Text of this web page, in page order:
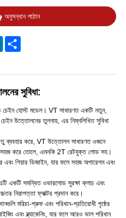
অনুসন্ধান পাঠান
LinkedIn
সুবিধা:
চেইন হোস্ট মডেল। VT সাধারণত একটি নতুন,
উত্তোলনের তুলনায়, এর নিম্নলিখিত সুবিধা
ব্যবহার করে, VT উত্তোলন সাধারণত ওজনে
সহজ করে তোলে, এমনকি 2T রেটযুক্ত লোড সহ।
এবং গিয়ার ডিজাইন, যার ফলে সহজ অপারেশন এবং
একটি সমন্বিত ওভারলোড সুরক্ষা ক্লাচ এবং
নিরাপত্তা ফ্যাক্টর প্রদান করে।
মরিচা-প্রুফ এবং পরিধান-প্রতিরোধী পৃষ্ঠের
এবং ব্ল্যাকেনিং, যার ফলে আরও ভাল পরিধান